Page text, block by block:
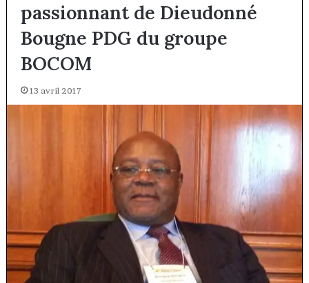
passionnant de Dieudonné
Bougne PDG du groupe
BOCOM
13 avril 2017